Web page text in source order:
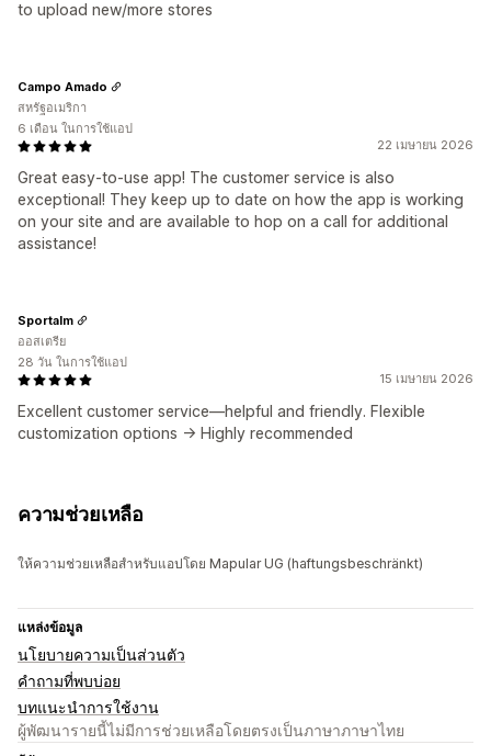
to upload new/more stores
22 เมษายน 2026
Great easy-to-use app! The customer service is also
exceptional! They keep up to date on how the app is working
on your site and are available to hop on a call for additional
assistance!
Campo Amado
สหรัฐอเมริกา
6 เดือน ในการใช้แอป
15 เมษายน 2026
Excellent customer service—helpful and friendly. Flexible
customization options -> Highly recommended
Sportalm
ออสเตรีย
28 วัน ในการใช้แอป
ความช่วยเหลือ
ให้ความช่วยเหลือสำหรับแอปโดย Mapular UG (haftungsbeschränkt)
แหล่งข้อมูล
นโยบายความเป็นส่วนตัว
คำถามที่พบบ่อย
บทแนะนำการใช้งาน
ผู้พัฒนารายนี้ไม่มีการช่วยเหลือโดยตรงเป็นภาษาภาษาไทย